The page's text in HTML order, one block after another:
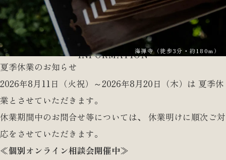
海禅寺（徒歩3分・約180m）
外
観
写
真
オンライン相談
INFORMATION
夏季休業のお知らせ
2026年8月11日（火祝）～2026年8月20日（木）は 夏季休
業とさせていただきます。
休業期間中のお問合せ等については、 休業明けに順次ご対
応をさせていただきます。
≪個別オンライン相談会開催中≫